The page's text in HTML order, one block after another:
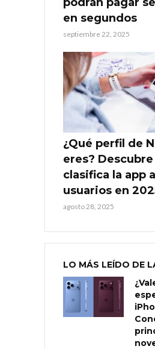
en segundos
septiembre 22, 2025
¿Qué perfil de
eres?
clasifica la app
usuarios en
agosto 28, 2025
LO MÁS LEÍDO DE